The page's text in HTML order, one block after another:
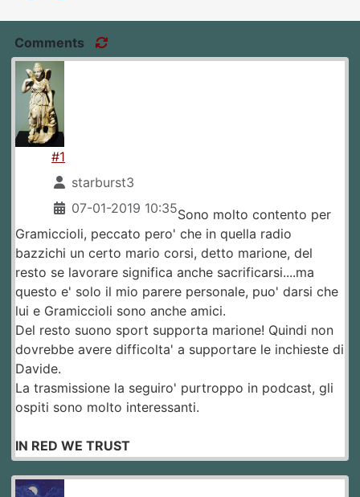
Comments
#1
starburst3
07-01-2019 10:35Sono molto contento per
Gramiccioli, peccato pero' che in quella radio
bazzichi un certo mario corsi, detto marione, del
resto se lavorare significa anche sacrificarsi....ma
questo e' solo il mio parere personale, puo' darsi che
lui e Gramiccioli sono anche amici.
Del resto suono sport supporta marione! Quindi non
dovrebbe avere difficolta' a supportare le inchieste di
Davide.
La trasmissione la seguiro' purtroppo in podcast, gli
ospiti sono molto interessanti.
IN RED WE TRUST